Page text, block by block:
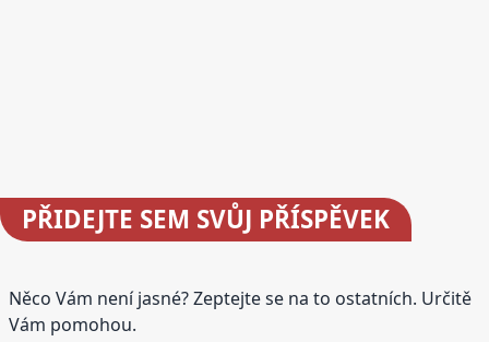
PŘIDEJTE SEM SVŮJ PŘÍSPĚVEK
Něco Vám není jasné? Zeptejte se na to ostatních. Určitě
Vám pomohou.